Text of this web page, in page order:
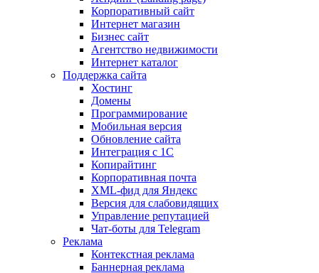
Корпоративный сайт
Интернет магазин
Бизнес сайт
Агентство недвижимости
Интернет каталог
Поддержка сайта
Хостинг
Домены
Программирование
Мобильная версия
Обновление сайта
Интеграция с 1С
Копирайтинг
Корпоративная почта
XML-фид для Яндекс
Версия для слабовидящих
Управление репутацией
Чат-боты для Telegram
Реклама
Контекстная реклама
Баннерная реклама